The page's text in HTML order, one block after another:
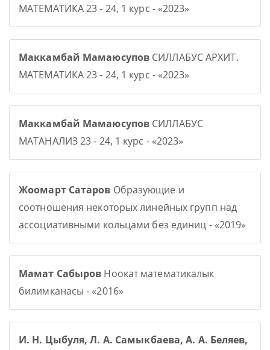
МАТЕМАТИКА 23 - 24, 1 курс - «2023»
Маккамбай Мамаюсупов СИЛЛАБУС АРХИТ.
МАТЕМАТИКА 23 - 24, 1 курс - «2023»
Маккамбай Мамаюсупов СИЛЛАБУС
МАТАНАЛИЗ 23 - 24, 1 курс - «2023»
Жоомарт Сатаров Образующие и
соотношения некоторых линейных групп над
ассоциативными кольцами без единиц - «2019»
Мамат Сабыров Ноокат математикалык
билимканасы - «2016»
И. Н. Цыбуля, Л. А. Самыкбаева, А. А. Беляев,